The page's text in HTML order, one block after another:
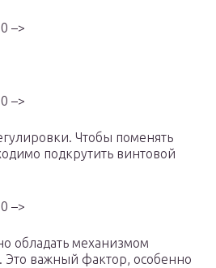
–>
–>
Чтобы поменять
подкрутить винтовой
–>
обладать механизмом
Это важный фактор, особенно